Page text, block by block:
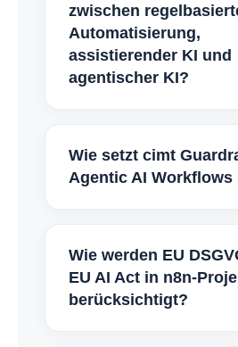
zwischen
Automatisierung,
assistierender KI und
agentischer KI?
Wie setzt cimt
Agentic AI Workflows
Wie werden EU
EU AI Act in n8n-
berücksichtigt?